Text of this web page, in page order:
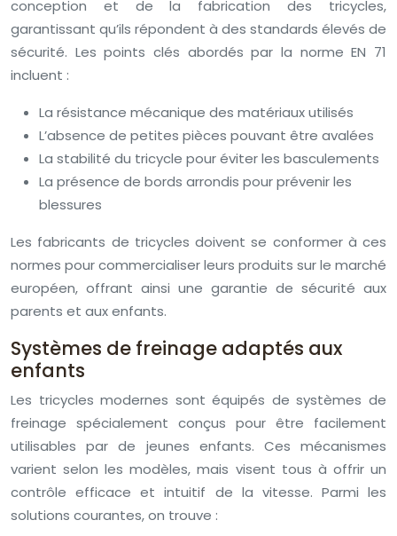
conception et de la fabrication des tricycles,
garantissant qu’ils répondent à des standards élevés de
sécurité. Les points clés abordés par la norme EN 71
incluent :
La résistance mécanique des matériaux utilisés
L’absence de petites pièces pouvant être avalées
La stabilité du tricycle pour éviter les basculements
La présence de bords arrondis pour prévenir les
blessures
Les fabricants de tricycles doivent se conformer à ces
normes pour commercialiser leurs produits sur le marché
européen, offrant ainsi une garantie de sécurité aux
parents et aux enfants.
Systèmes de freinage adaptés aux
enfants
Les tricycles modernes sont équipés de systèmes de
freinage spécialement conçus pour être facilement
utilisables par de jeunes enfants. Ces mécanismes
varient selon les modèles, mais visent tous à offrir un
contrôle efficace et intuitif de la vitesse. Parmi les
solutions courantes, on trouve :